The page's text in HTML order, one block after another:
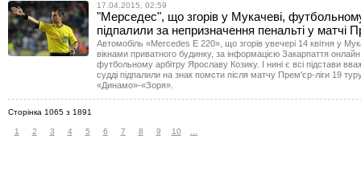
17.04.2015, 02:59
"Мерседес", що згорів у Мукачеві,
підпалили за непризначення пенальті у матчі
Автомобіль «Mercedes E 220», що згорів увечері 14 квітня у
вікнами приватного будинку, за інформацією Закарпаття
футбольному арбітру Ярославу Козику. І нині є всі підстави
судді підпалили на знак помсти після матчу Прем'єр-ліги 19
«Динамо»-«Зоря».
Сторінка 1065 з 1891
1 2 3 4 5 6 7 8 9 10